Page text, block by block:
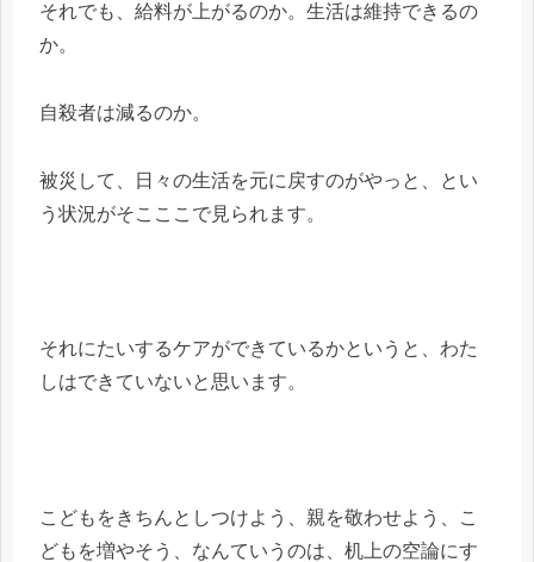
それでも、給料が上がるのか。生活は維持できるの
か。
自殺者は減るのか。
被災して、日々の生活を元に戻すのがやっと、とい
う状況がそこここで見られます。
それにたいするケアができているかというと、わた
しはできていないと思います。
こどもをきちんとしつけよう、親を敬わせよう、こ
どもを増やそう、なんていうのは、机上の空論にす